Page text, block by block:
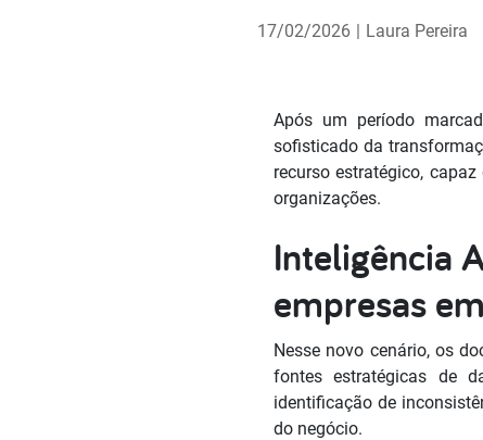
17/02/2026 | Laura Pereira
Após um período
sofisticado da
recurso estratégico,
organizações.
Inteligência
empresas
Nesse novo cenário, os
fontes estratégicas de
identificação de
do negócio.